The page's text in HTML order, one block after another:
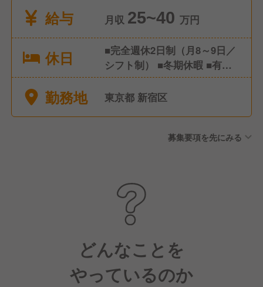
給与
月収 25~40 万円
休日
■完全週休2日制（月8～9日／
シフト制） ■冬期休暇 ■有給
休暇 ■慶弔休暇 ■産前・産後
休暇、育児休暇
勤務地 東京都 新宿区
募集要項を先にみる
どんなことを
やっているのか